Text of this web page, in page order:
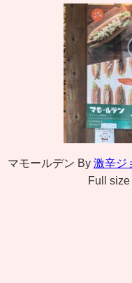
マモールデン By 激辛ジ
Full size